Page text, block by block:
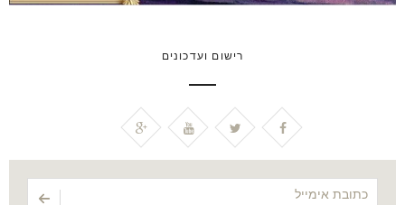
רישום ועדכונים